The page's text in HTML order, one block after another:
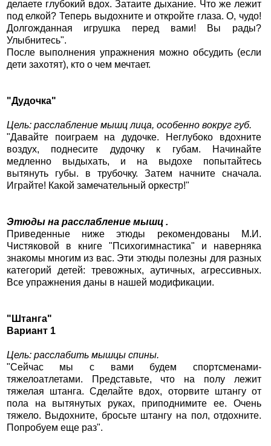
делаете глубокий вдох. Затаите дыхание. Что же лежит
под елкой? Теперь выдохните и откройте глаза. О, чудо!
Долгожданная игрушка перед вами! Вы рады?
Улыбнитесь".
После выполнения упражнения можно обсудить (если
дети захотят), кто о чем мечтает.
"Дудочка"
Цель: расслабление мышц лица, особенно вокруг губ.
"Давайте поиграем на дудочке. Неглубоко вдохните
воздух, поднесите дудочку к губам. Начинайте
медленно выдыхать, и на выдохе попытайтесь
вытянуть губы. в трубочку. Затем начните сначала.
Играйте! Какой замечательный оркестр!"
Этюды на расслабление мышц .
Приведенные ниже этюды рекомендованы М.И.
Чистяковой в книге "Психогимнастика" и наверняка
знакомы многим из вас. Эти этюды полезны для разных
категорий детей: тревожных, аутичных, агрессивных.
Все упражнения даны в нашей модификации.
"Штанга"
Вариант 1
Цель: расслабить мышцы спины.
"Сейчас мы с вами будем спортсменами-
тяжелоатлетами. Представьте, что на полу лежит
тяжелая штанга. Сделайте вдох, оторвите штангу от
пола на вытянутых руках, приподнимите ее. Очень
тяжело. Выдохните, бросьте штангу на пол, отдохните.
Попробуем еще раз".